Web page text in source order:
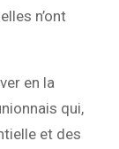
n’ont
en la
qui,
et des